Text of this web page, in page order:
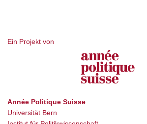
Ein Projekt von
Année Politique Suisse
Universität Bern